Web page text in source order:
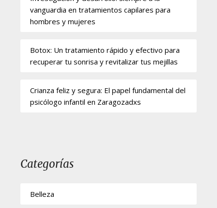
vanguardia en tratamientos capilares para
hombres y mujeres
Botox: Un tratamiento rápido y efectivo para
recuperar tu sonrisa y revitalizar tus mejillas
Crianza feliz y segura: El papel fundamental del
psicólogo infantil en Zaragozadxs
Categorías
Belleza